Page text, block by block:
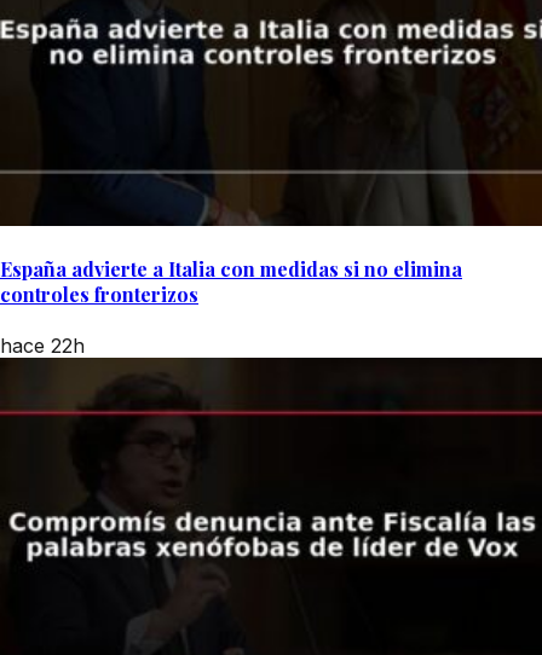
España advierte a Italia con medidas si no elimina
controles fronterizos
hace 22h